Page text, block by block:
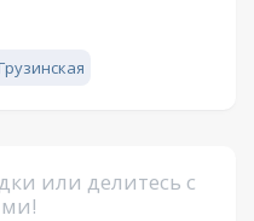
или делитесь с